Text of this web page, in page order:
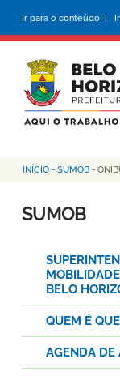
conteúdo
principal
Ir para o conteúdo |
Trilha
de
INÍCIO - SUMOB -
SUMOB
BELO
QUEM É
AGENDA DE